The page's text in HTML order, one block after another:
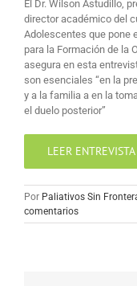
El Dr. Wilson Astudillo,
director académico del
Adolescentes que pone
para la Formación de la
asegura en esta
son esenciales “en la
y a la familia a en la
el duelo posterior”
LEER ENTREVISTA
Por Paliativos Sin
comentarios